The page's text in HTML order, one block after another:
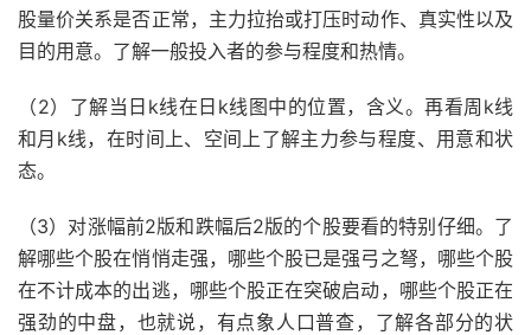
股量价关系是否正常，主力拉抬或打压时动作、真实性以及
目的用意。了解一般投入者的参与程度和热情。
（2）了解当日k线在日k线图中的位置，含义。再看周k线
和月k线，在时间上、空间上了解主力参与程度、用意和状
态。
（3）对涨幅前2版和跌幅后2版的个股要看的特别仔细。了
解哪些个股在悄悄走强，哪些个股已是强弓之弩，哪些个股
在不计成本的出逃，哪些个股正在突破启动，哪些个股正在
强劲的中盘，也就说，有点象人口普查，了解各部分的状